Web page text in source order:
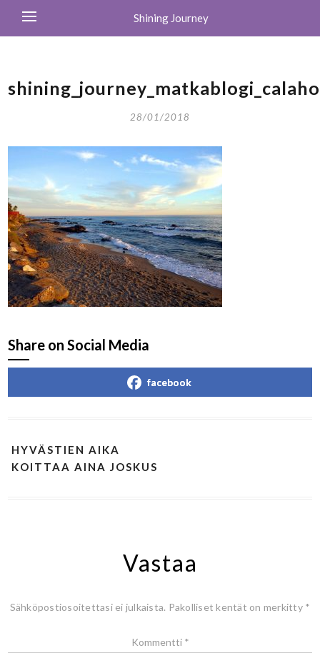
Shining Journey
28/01/2018
Share on Social Media
facebook
HYVÄSTIEN AIKA
KOITTAA AINA JOSKUS
Vastaa
Sähköpostiosoitettasi ei julkaista. Pakolliset kentät on merkitty *
Kommentti *